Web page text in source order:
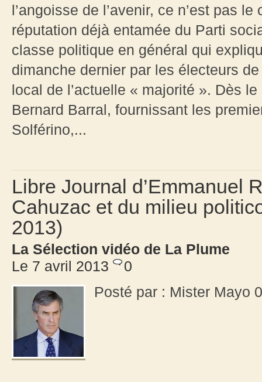
l’angoisse de l’avenir, ce n’est pas
réputation déjà entamée du Parti
classe politique en général qui
dimanche dernier par les électeurs
local de l’actuelle « majorité ». Dès
Bernard Barral, fournissant les
Solférino,...
Libre Journal d’Emmanuel
Cahuzac et du milieu
2013)
La Sélection vidéo de La Plume
Le 7 avril 2013
0
Posté par : Mister Mayo